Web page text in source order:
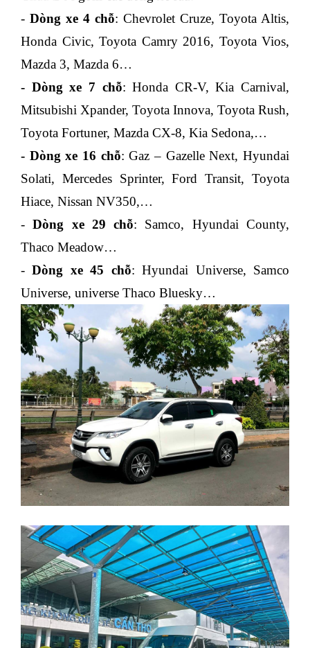
- Dòng xe 4 chỗ: Chevrolet Cruze, Toyota Altis,
Honda Civic, Toyota Camry 2016, Toyota Vios,
Mazda 3, Mazda 6…
- Dòng xe 7 chỗ: Honda CR-V, Kia Carnival,
Mitsubishi Xpander, Toyota Innova, Toyota Rush,
Toyota Fortuner, Mazda CX-8, Kia Sedona,…
- Dòng xe 16 chỗ: Gaz – Gazelle Next, Hyundai
Solati, Mercedes Sprinter, Ford Transit, Toyota
Hiace, Nissan NV350,…
-Dòng xe 29 chỗ: Samco, Hyundai County,
Thaco Meadow…
-Dòng xe 45 chỗ: Hyundai Universe, Samco
Universe, universe Thaco Bluesky…